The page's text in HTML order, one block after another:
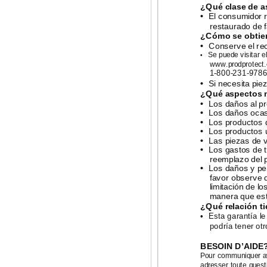
¿Qué clase de
•
El consumidor
restaurado de
¿Cómo se
•
Conserve el
•
Se puede visitar
1-800-231-
•
Si necesita
¿Qué aspectos
•
Los daños al
•
Los daños
•
Los productos
•
Los productos
•
Las piezas de
• Los gastos de
reemplazo del
•
Los daños y
favor observe
limitación de
manera que
¿Qué relación
•
Esta garantía
podría tener
BESOIN
Pour communiquer
adresser toute